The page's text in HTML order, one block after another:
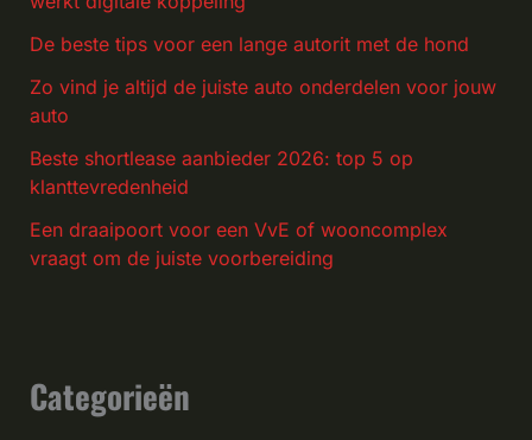
De beste tips voor een lange autorit met de hond
Zo vind je altijd de juiste auto onderdelen voor jouw
auto
Beste shortlease aanbieder 2026: top 5 op
klanttevredenheid
Een draaipoort voor een VvE of wooncomplex
vraagt om de juiste voorbereiding
Categorieën